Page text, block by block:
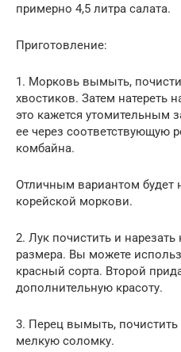
примерно 4,5 литра салата.
Приготовление:
1. Морковь вымыть,
хвостиков. Затем натереть
это кажется утомительным
ее через соответствующую
комбайна.
Отличным вариантом будет
корейской моркови.
2. Лук почистить и нарезать
размера. Вы можете
красный сорта. Второй
дополнительную красоту.
3. Перец вымыть, почистить
мелкую соломку.